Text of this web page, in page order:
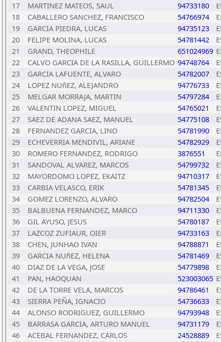
17
MARTINEZ MATEOS, SAUL 94733180
18
CABALLERO SANCHEZ, FRANCISCO 54766974
19
GARCIA PIEDRA, LUCAS 94735123
20
FELIPE MOLINA, LUCAS 54781442
21
GRAND, THEOPHILE 651024969
22
CALVO GARCIA DE LA RASILLA, GUILLERMO 94748764
23
GARCIA LAFUENTE, ALVARO 54782007
24
LOPEZ NUñEZ, ALEJANDRO 94776733
25
MELGAR MORRAJA, MARTIN 54797284
26
VALENTIN LOPEZ, MIGUEL 54765021
27
SAEZ DE ADANA SAEZ, MANUEL 54775108
28
FERNANDEZ GARCIA, LINO 54781990
29
ECHEVERRIA MENDIVIL, ARIANE 54782929
30
ROMERO FERNANDEZ, RODRIGO 3876551
31
SANDOVAL ALVAREZ, MARCOS 54799732
32
MAYORDOMO LOPEZ, EKAITZ 94710317
33
CARBIA VELASCO, ERIK 54781345
34
GOMEZ LORENZO, ALVARO 94782504
35
BALBUENA FERNANDEZ, MARCO 94711330
36
GIL AYUSO, JESUS 54780187
37
LAZCOZ ZUFIAUR, OIER 94733163
38
CHEN, JUNHAO IVAN 94788871
39
GARCIA NUñEZ, HELENA 54781469
40
DIAZ DE LA VEGA, JOSE 54779898
41
PAN, HAOQUAN 523003065
42
DE LA TORRE VELA, MARCOS 94786461
43
SIERRA PEÑA, IGNACIO 54736633
44
ALONSO RODRIGUEZ, GUILLERMO 94793948
45
BARRASA GARCIA, ARTURO MANUEL 94731179
46
ACEBAL FERNANDEZ, CARLOS 24528889